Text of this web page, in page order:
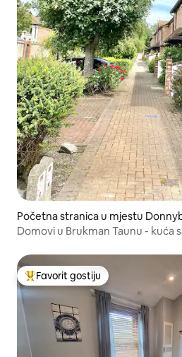
Početna stranica u mjestu
Domovi u Brukman Taunu - kuća
Glavni favorit gostiju
Favorit gostiju